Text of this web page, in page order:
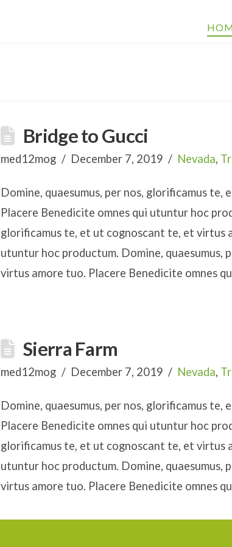
Bridge to Gucci
med12mog December 7, 2019 Nevada,
Domine, quaesumus, per nos, glorificamus
Placere Benedicite omnes qui utuntur hoc
glorificamus te, et ut cognoscant te, et virtus
utuntur hoc productum. Domine,
virtus amore tuo. Placere Benedicite omnes
Sierra Farm
med12mog December 7, 2019 Nevada,
Domine, quaesumus, per nos, glorificamus
Placere Benedicite omnes qui utuntur hoc
glorificamus te, et ut cognoscant te, et virtus
utuntur hoc productum. Domine,
virtus amore tuo. Placere Benedicite omnes